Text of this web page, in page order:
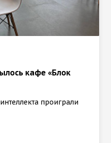
кафе «Блок
проиграли